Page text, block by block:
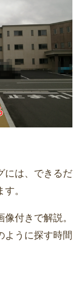
には、できるだ
。
付きで解説。
ように探す時間